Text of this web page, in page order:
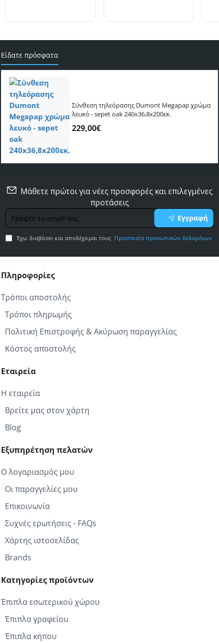
Είδατε πρόσφατα
Σύνθεση τηλεόρασης Dumont Megapap χρώμα
λευκό - sepet oak 240x36,8x200εκ.
229,00€
Μάθετε πρώτοι για νέες προσφορές και επιλεγμένες
προτάσεις
Γράψτε
το
email
σας
Εγγραφή
Έχω διαβάσει και αποδέχομαι τους Προστασία προσωπικών δεδομένων
Πληροφορίες
Τρόποι αποστολής
Τρόποι πληρωμής
Πολιτική Επιστροφής & Ακύρωση παραγγελίας
Κόστος αποστολής
Εταιρεία
Η εταιρεία
Βρείτε μας στον χάρτη
Blog
Εξυπηρέτηση πελατών
Ο λογαριασμός μου
Οι παραγγελίες μου
Επικοινωνία
Συχνές ερωτήσεις - FAQs
Χάρτης ιστοσελίδας
Brands
Κατηγορίες προϊόντων
Έπιπλα εσωτερικού χώρου
Έπιπλα γραφείου
Έπιπλα κήπου